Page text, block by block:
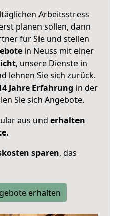
Arbeitsstress
planen sollen, dann
für Sie und stellen
in Neuss mit einer
, unsere Dienste in
lehnen Sie sich zurück.
Jahre Erfahrung in der
Sie sich Angebote.
aus und erhalten
.
sparen, das
erhalten